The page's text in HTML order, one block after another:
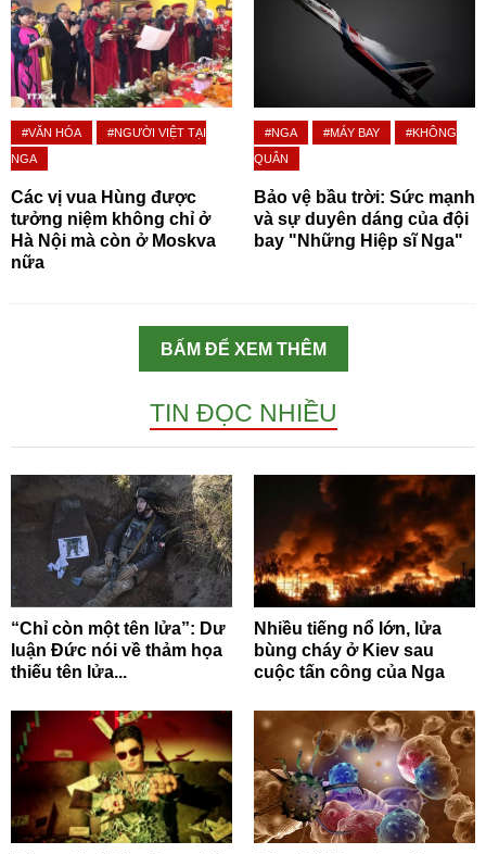
#VĂN HÓA
#NGƯỜI VIỆT TẠI
NGA
Các vị vua Hùng được
tưởng niệm không chỉ ở
Hà Nội mà còn ở Moskva
nữa
#NGA #MÁY BAY
#KHÔNG
QUÂN
Bảo vệ bầu trời: Sức mạnh
và sự duyên dáng của đội
bay "Những Hiệp sĩ Nga"
BẤM ĐỂ XEM THÊM
TIN ĐỌC NHIỀU
“Chỉ còn một tên lửa”: Dư
luận Đức nói về thảm họa
thiếu tên lửa...
Nhiều tiếng nổ lớn, lửa
bùng cháy ở Kiev sau
cuộc tấn công của Nga